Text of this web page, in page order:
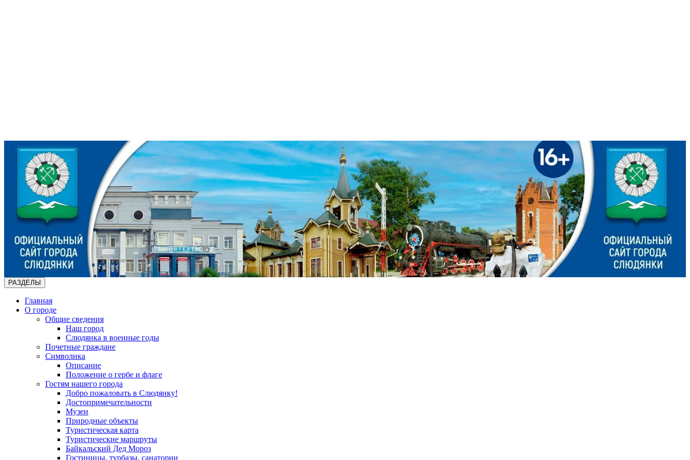
РАЗДЕЛЫ
Главная
О городе
Общие сведения
Наш город
Слюдянка в военные годы
Почетные граждане
Символика
Описание
Положение о гербе и флаге
Гостям нашего города
Добро пожаловать в Слюдянку!
Достопримечательности
Музеи
Природные объекты
Туристическая карта
Туристические маршруты
Байкальский Дед Мороз
Гостиницы, турбазы, санатории